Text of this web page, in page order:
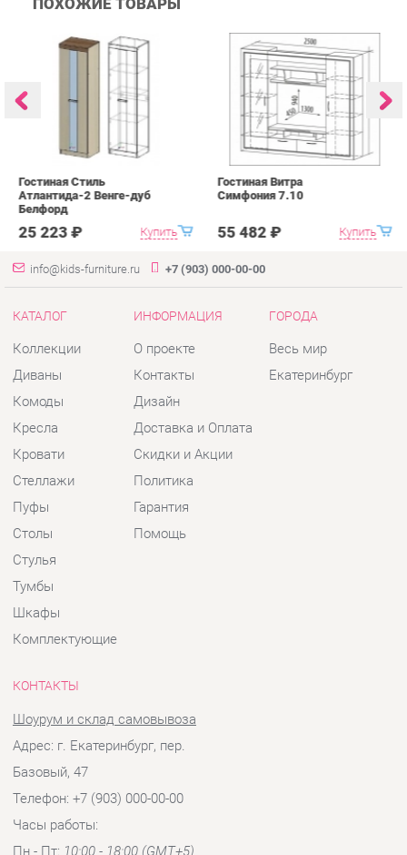
Купить
Гостиная Стиль
Атлантида-2 Венге-дуб
25 223 ₽ Купить
Гостиная Витра
Симфония 7.10
55 482 ₽
+7 (903) 000-00-00
Коллекции
Диваны
Кресла
Пуфы
Столы
Стулья
Тумбы
Шкафы
Комплектующие
О проекте
Контакты
Доставка и Оплата
Гарантия
Помощь
Екатеринбург
КОНТАКТЫ
Шоурум и склад самовывоза
Адрес: г. Екатеринбург, пер.
Базовый, 47
Телефон: +7 (903) 000-00-00
Пн - Пт:10:00 - 18:00 (GMT+5)
Отправить сообщение